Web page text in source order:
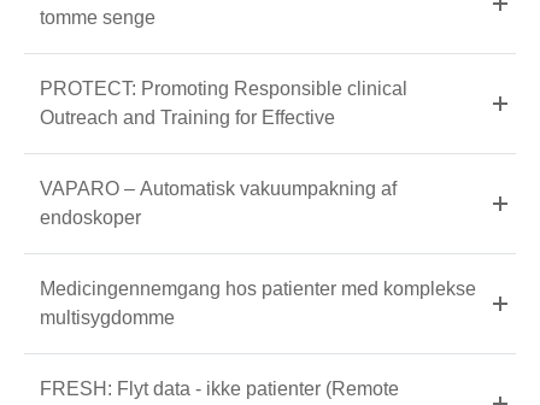
tomme senge
PROTECT: Promoting Responsible clinical
Outreach and Training for Effective
VAPARO – Automatisk vakuumpakning af
endoskoper
Medicingennemgang hos patienter med komplekse
multisygdomme
FRESH: Flyt data - ikke patienter (Remote